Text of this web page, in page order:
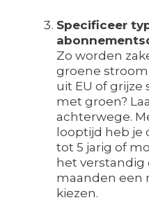
Specificeer
Zo worden
groene
uit EU of grijze
met groen?
achterwege.
looptijd heb je
tot 5 jarig of
het verstandig
maanden een
kiezen.